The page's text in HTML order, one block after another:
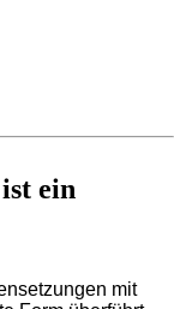
ist ein
mit